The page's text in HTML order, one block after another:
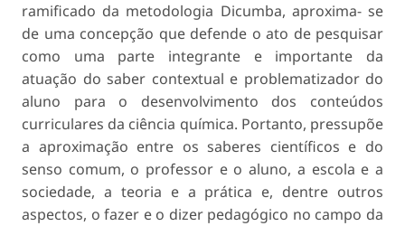
ramificado da metodologia Dicumba, aproxima- se
de uma concepção que defende o ato de pesquisar
como uma parte integrante e importante da
atuação do saber contextual e problematizador do
aluno para o desenvolvimento dos conteúdos
curriculares da ciência química. Portanto, pressupõe
a aproximação entre os saberes científicos e do
senso comum, o professor e o aluno, a escola e a
sociedade, a teoria e a prática e, dentre outros
aspectos, o fazer e o dizer pedagógico no campo da